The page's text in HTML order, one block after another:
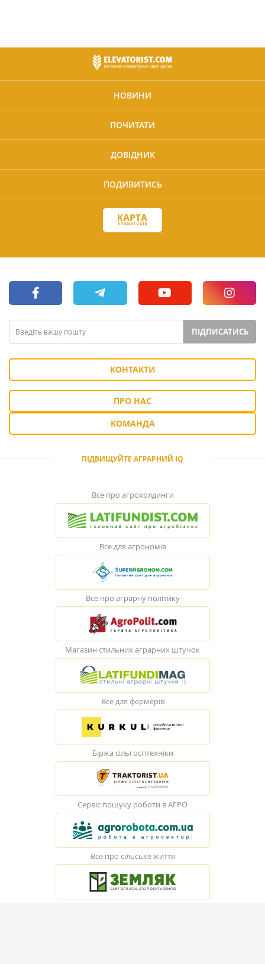
НОВИНИ
ПОЧИТАТИ
ДОВІДНИК
ПОДИВИТИСЬ
ПІДПИСАТИСЬ
КОНТАКТИ
ПРО НАС
КОМАНДА
ПІДВИЩУЙТЕ АГРАРНИЙ IQ
Все про агрохолдинги
Все для агрономів
Все про аграрну політику
Магазин стильних аграрних штучок
Все для фермерів
Біржа сільгосптехніки
Сервіс пошуку роботи в АГРО
Все про сільське життя